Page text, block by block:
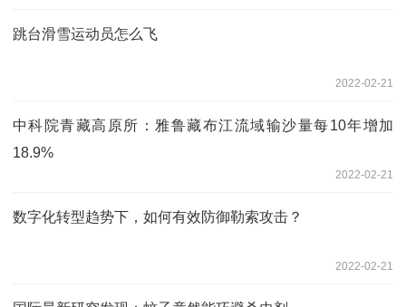
跳台滑雪运动员怎么飞
2022-02-21
中科院青藏高原所：雅鲁藏布江流域输沙量每10年增加
18.9%
2022-02-21
数字化转型趋势下，如何有效防御勒索攻击？
2022-02-21